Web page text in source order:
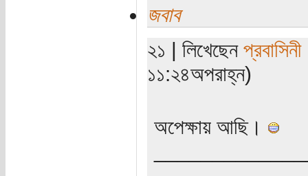
জবাব
২১ | লিখেছেন প্রবাসিনী
১১:২৪অপরাহ্ন)
অপেক্ষায় আছি।